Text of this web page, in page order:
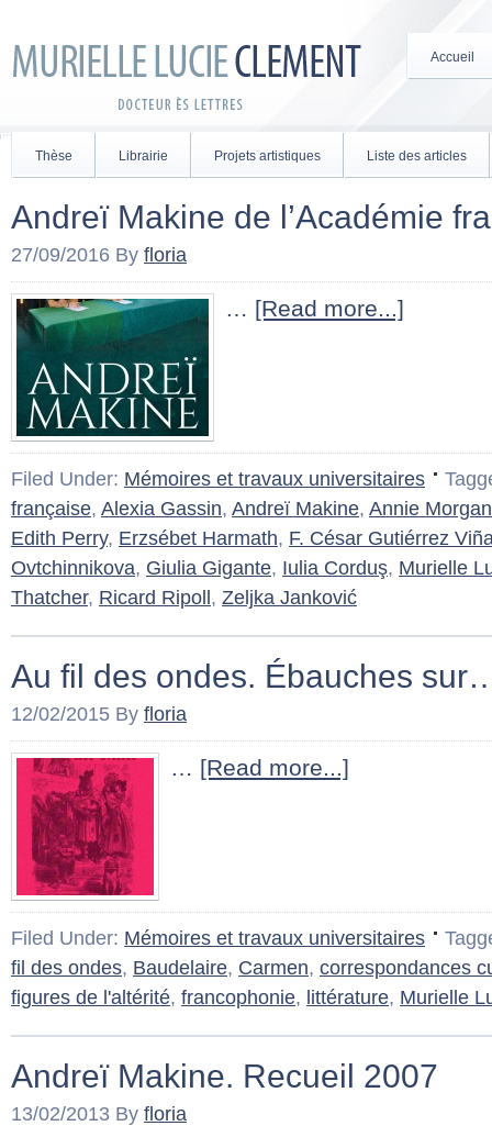
Accueil
Thèse Librairie Projets artistiques Liste des articles
Andreï Makine de l’Académie
27/09/2016 By floria
… [Read more...]
Filed Under: Mémoires et travaux universitaires
française, Alexia Gassin, Andreï Makine, Annie Morgan
Edith Perry, Erzsébet Harmath, F. César Gutiérrez
Ovtchinnikova, Giulia Gigante, Iulia Corduş, Murielle
Thatcher, Ricard Ripoll , Zeljka Janković
Au fil des ondes. Ébauches
12/02/2015 By floria
… [Read more...]
Filed Under: Mémoires et travaux universitaires
fil des ondes, Baudelaire, Carmen, correspondances
figures de l'altérité, francophonie, littérature, Murielle
Andreï Makine. Recueil 2007
13/02/2013 By floria